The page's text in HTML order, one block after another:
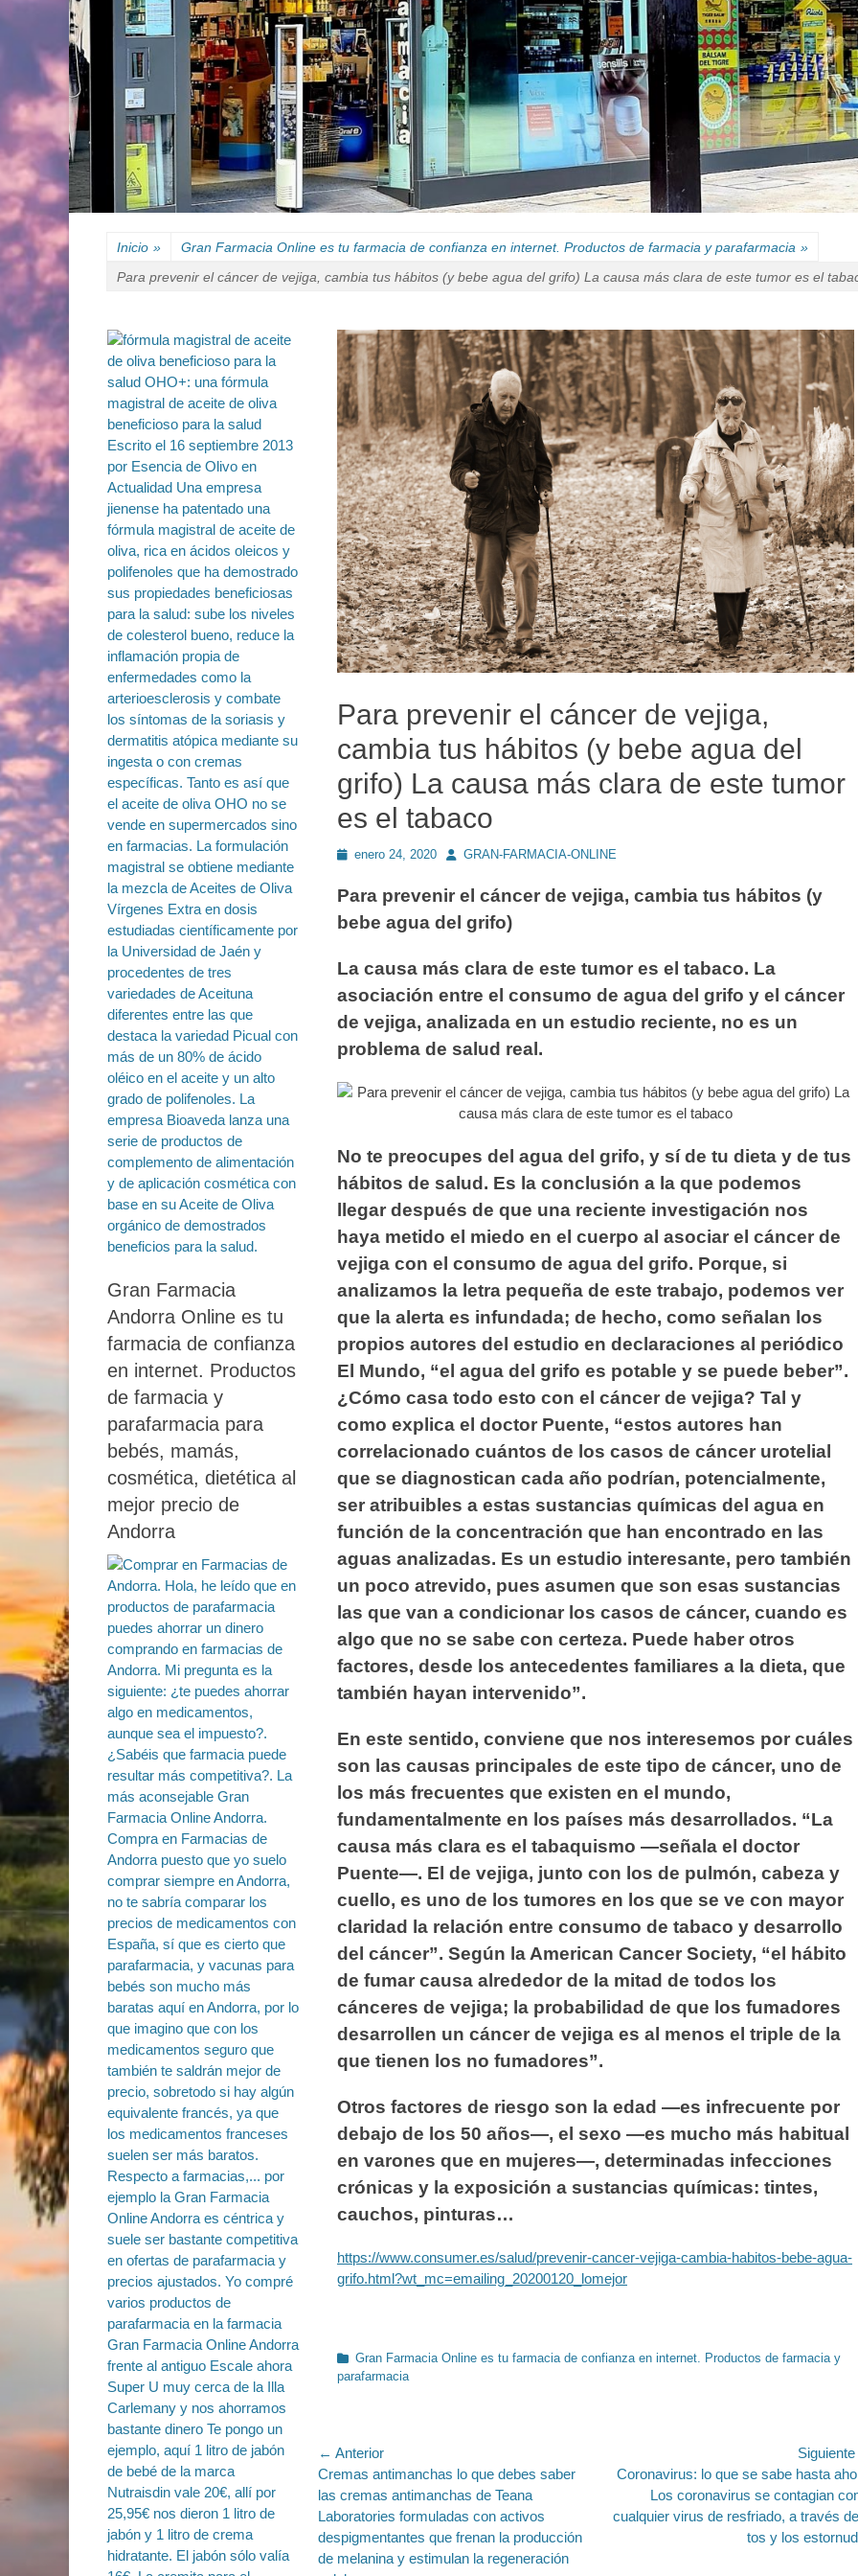
Inicio » Gran Farmacia Online es tu farmacia de confianza en internet. Productos de farmacia y parafarmacia »
Para prevenir el cáncer de vejiga, cambia tus hábitos (y bebe agua del grifo) La causa más clara de este tumor es el
Para prevenir el cáncer de vejiga,
cambia tus hábitos (y bebe agua del
grifo) La causa más clara de este tumor
es el tabaco
Publicado
enero 24, 2020 AutorGRAN-FARMACIA-ONLINE
Para prevenir el cáncer de vejiga, cambia tus hábitos (y
bebe agua del grifo)
La causa más clara de este tumor es el tabaco. La
asociación entre el consumo de agua del grifo y el cáncer
de vejiga, analizada en un estudio reciente, no es un
problema de salud real.
No te preocupes del agua del grifo, y sí de tu dieta y de tus
hábitos de salud. Es la conclusión a la que podemos
llegar después de que una reciente investigación nos
haya metido el miedo en el cuerpo al asociar el cáncer de
vejiga con el consumo de agua del grifo. Porque, si
analizamos la letra pequeña de este trabajo, podemos ver
que la alerta es infundada; de hecho, como señalan los
propios autores del estudio en declaraciones al periódico
El Mundo, “el agua del grifo es potable y se puede beber”.
¿Cómo casa todo esto con el cáncer de vejiga? Tal y
como explica el doctor Puente, “estos autores han
correlacionado cuántos de los casos de cáncer urotelial
que se diagnostican cada año podrían, potencialmente,
ser atribuibles a estas sustancias químicas del agua en
función de la concentración que han encontrado en las
aguas analizadas. Es un estudio interesante, pero también
un poco atrevido, pues asumen que son esas sustancias
las que van a condicionar los casos de cáncer, cuando es
algo que no se sabe con certeza. Puede haber otros
factores, desde los antecedentes familiares a la dieta, que
también hayan intervenido”.
En este sentido, conviene que nos interesemos por cuáles
son las causas principales de este tipo de cáncer, uno de
los más frecuentes que existen en el mundo,
fundamentalmente en los países más desarrollados. “La
causa más clara es el tabaquismo —señala el doctor
Puente—. El de vejiga, junto con los de pulmón, cabeza y
cuello, es uno de los tumores en los que se ve con mayor
claridad la relación entre consumo de tabaco y desarrollo
del cáncer”. Según la American Cancer Society, “el hábito
de fumar causa alrededor de la mitad de todos los
cánceres de vejiga; la probabilidad de que los fumadores
desarrollen un cáncer de vejiga es al menos el triple de la
que tienen los no fumadores”.
Otros factores de riesgo son la edad —es infrecuente por
debajo de los 50 años—, el sexo —es mucho más habitual
en varones que en mujeres—, determinadas infecciones
crónicas y la exposición a sustancias químicas: tintes,
cauchos, pinturas…
https://www.consumer.es/salud/prevenir-cancer-vejiga-cambia-habitos-bebe-agua-
grifo.html?wt_mc=emailing_20200120_lomejor
Categorías
Gran Farmacia Online es tu farmacia de confianza en internet. Productos de farmacia y
parafarmacia
Navegación
de
entradas
← Anterior
Entrada
anterior:
Cremas antimanchas lo que debes saber
las cremas antimanchas de Teana
Laboratories formuladas con activos
despigmentantes que frenan la producción
de melanina y estimulan la regeneración
Entrada
siguiente:
Coronavirus: lo que se sabe hasta
Los coronavirus se contagian
cualquier virus de resfriado, a través
tos y los
Gran Farmacia
Andorra Online es tu
farmacia de confianza
en internet. Productos
de farmacia y
parafarmacia para
bebés, mamás,
cosmética, dietética al
mejor precio de
Andorra